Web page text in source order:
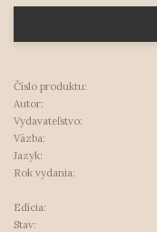
Číslo produktu:
Autor:
Vydavateľstvo:
Väzba:
Jazyk:
Rok vydania:
Edícia:
Stav: